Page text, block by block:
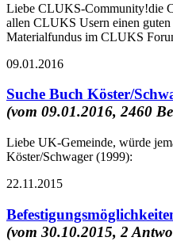
Liebe CLUKS-Community!die
allen CLUKS Usern einen
Materialfundus im CLUKS
09.01.2016
Suche Buch Köster/
(vom 09.01.2016, 2460
Liebe UK-Gemeinde, würde
Köster/Schwager (1999):
22.11.2015
(vom 30.10.2015, 2